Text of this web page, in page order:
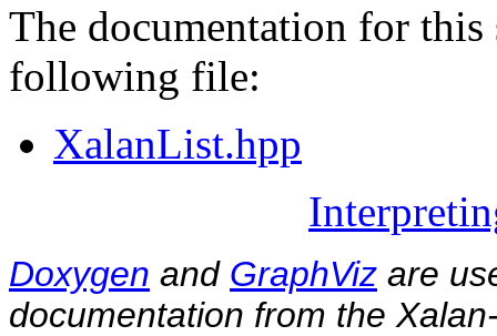
The documentation for this
following file:
XalanList.hpp
Doxygen and GraphViz are
documentation from the